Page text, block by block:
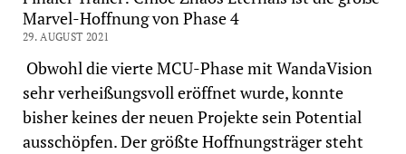
Marvel-Hoffnung von Phase 4
29. AUGUST 2021
Obwohl die vierte MCU-Phase mit WandaVision
sehr verheißungsvoll eröffnet wurde, konnte
bisher keines der neuen Projekte sein Potential
ausschöpfen. Der größte Hoffnungsträger steht